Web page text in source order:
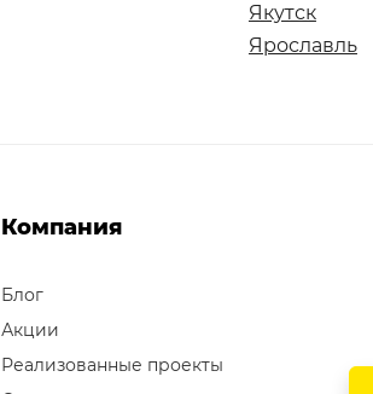
Якутск
Ярославль
Компания
Блог
Акции
Реализованные проекты